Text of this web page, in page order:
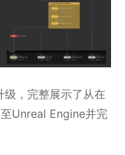
级，完整展示了从在
Unreal Engine并完